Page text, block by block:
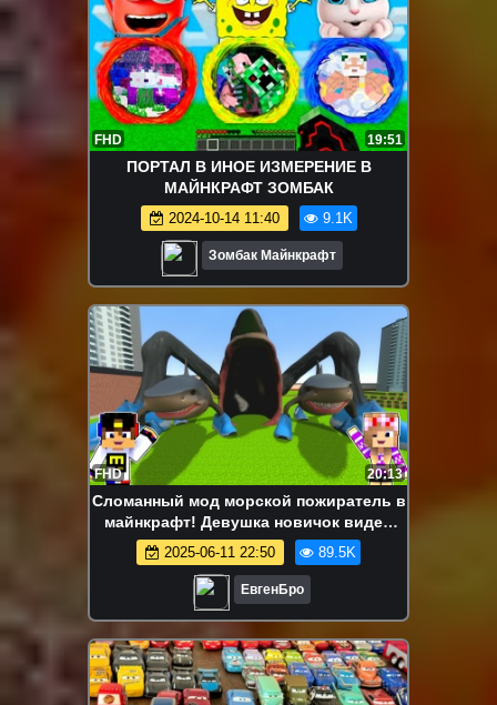
FHD 19:51
ПОРТАЛ В ИНОЕ ИЗМЕРЕНИЕ В
МАЙНКРАФТ ЗОМБАК
2024-10-14 11:40 9.1K
Зомбак Майнкрафт
FHD 20:13
Сломанный мод морской пожиратель в
майнкрафт! Девушка новичок видео
minecraft
2025-06-11 22:50 89.5K
ЕвгенБро